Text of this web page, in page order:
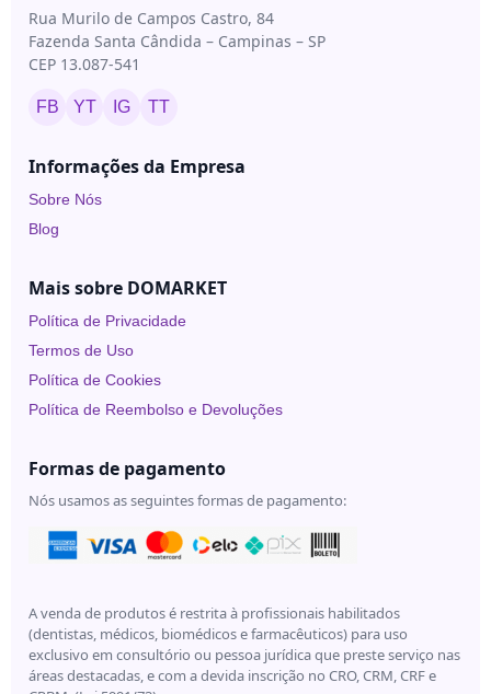
Rua Murilo de Campos Castro, 84
Fazenda Santa Cândida – Campinas – SP
CEP 13.087-541
FB YT IG TT
Informações da Empresa
Sobre Nós
Blog
Mais sobre DOMARKET
Política de Privacidade
Termos de Uso
Política de Cookies
Política de Reembolso e Devoluções
Formas de pagamento
Nós usamos as seguintes formas de pagamento:
A venda de produtos é restrita à profissionais habilitados
(dentistas, médicos, biomédicos e farmacêuticos) para uso
exclusivo em consultório ou pessoa jurídica que preste serviço nas
áreas destacadas, e com a devida inscrição no CRO, CRM, CRF e